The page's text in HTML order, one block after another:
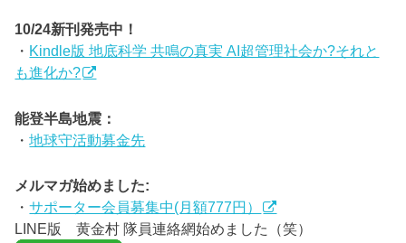
10/24新刊発売中！
・ Kindle版 地底科学 共鳴の真実 AI超管理社会か?それと
も進化か?
能登半島地震：
・地球守活動募金先
メルマガ始めました:
・サポーター会員募集中(月額777円）
LINE版 黄金村 隊員連絡網始めました（笑）